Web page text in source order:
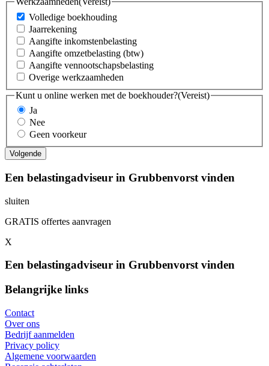
Volledige boekhouding
Jaarrekening
Aangifte inkomstenbelasting
Aangifte omzetbelasting (btw)
Aangifte vennootschapsbelasting
Overige werkzaamheden
Kunt u online werken met de boekhouder?(Vereist)
Ja
Nee
Geen voorkeur
Een belastingadviseur in Grubbenvorst vinden
sluiten
GRATIS offertes aanvragen
X
Een belastingadviseur in Grubbenvorst vinden
Belangrijke links
Contact
Over ons
Bedrijf aanmelden
Privacy policy
Algemene voorwaarden